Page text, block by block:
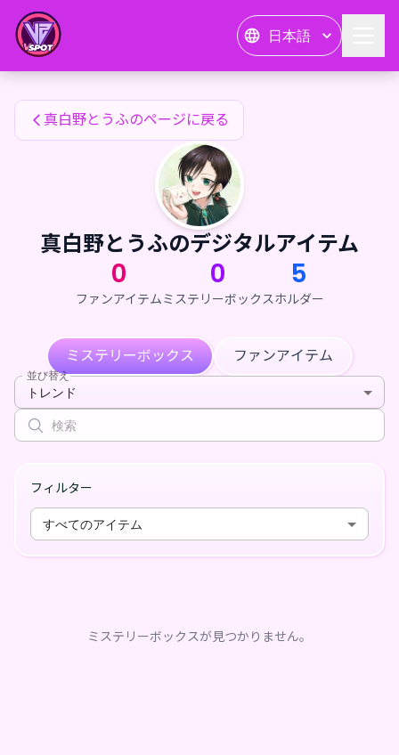
日本語
真白野とうふのファンアイテム
真白野とうふのページに戻る
真白野とうふのデジタルアイテム
0
ファンアイテム
0
ミステリーボックス
5
ホルダー
ミステリーボックス ファンアイテム
並び替え
トレンド
フィルター
すべてのアイテム
ミステリーボックスが見つかりません。
真白野とうふのファンアイテム — 24karat